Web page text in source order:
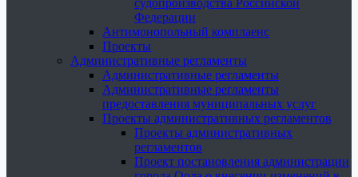
судопроизводства Российской
Федерации
Антимонопольный комплаенс
Проекты
Административные регламенты
Административные регламенты
Административные регламенты
предоставления муниципальных услуг
Проекты административных регламентов
Проекты административных
регламентов
Проект постановления администрации